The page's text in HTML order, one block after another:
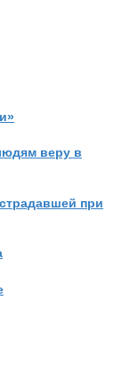
веру в
при